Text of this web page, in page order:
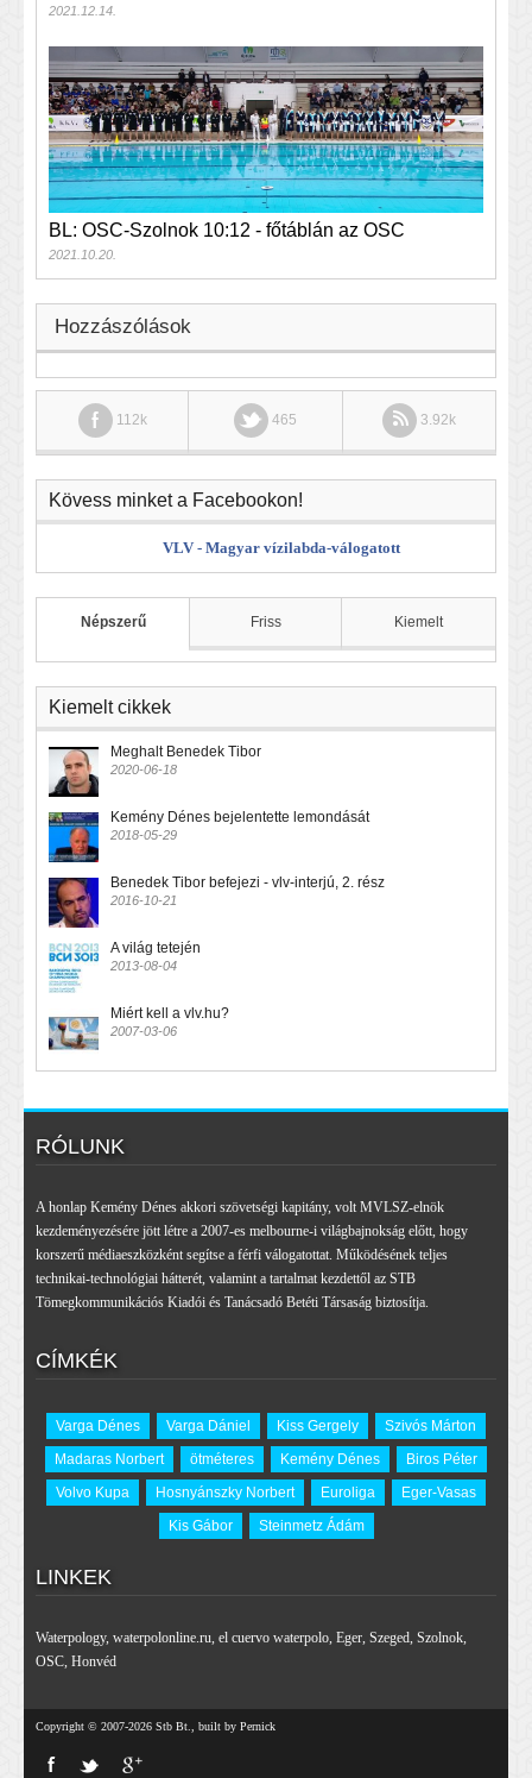
2021.12.14.
BL: OSC-Szolnok 10:12 - főtáblán az OSC
2021.10.20.
Hozzászólások
112k 465 3.92k
Kövess minket a Facebookon!
VLV - Magyar vízilabda-válogatott
Népszerű Friss Kiemelt
Kiemelt cikkek
Meghalt Benedek Tibor
2020-06-18
Kemény Dénes bejelentette lemondását
2018-05-29
Benedek Tibor befejezi - vlv-interjú, 2. rész
2016-10-21
A világ tetején
2013-08-04
Miért kell a vlv.hu?
2007-03-06
RÓLUNK
A honlap Kemény Dénes akkori szövetségi kapitány, volt MVLSZ-elnök
kezdeményezésére jött létre a 2007-es melbourne-i világbajnokság előtt, hogy
korszerű médiaeszközként segítse a férfi válogatottat. Működésének teljes
technikai-technológiai hátterét, valamint a tartalmat kezdettől az STB
Tömegkommunikációs Kiadói és Tanácsadó Betéti Társaság biztosítja.
CÍMKÉK
Varga Dénes Varga Dániel Kiss Gergely
Szivós Márton
Madaras Norbert
ötméteres Kemény Dénes
Biros Péter
Volvo Kupa
Hosnyánszky Norbert Euroliga
Eger-Vasas
Kis Gábor
Steinmetz Ádám
LINKEK
Waterpology, waterpolonline.ru, el cuervo waterpolo, Eger, Szeged, Szolnok,
OSC, Honvéd
Copyright © 2007-2026 Stb Bt., built by Pernick